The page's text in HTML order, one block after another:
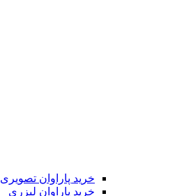
خرید پاراوان تصویری
خرید پاراوان لیزری